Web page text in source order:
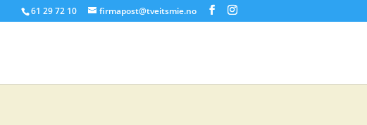
61 29 72 10 firmapost@tveitsmie.no